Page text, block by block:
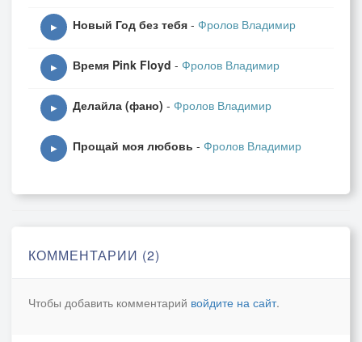
▶ Новый Год без тебя - Фролов Владимир
▶ Время Pink Floyd - Фролов Владимир
▶ Делайла (фано) - Фролов Владимир
▶ Прощай моя любовь - Фролов Владимир
КОММЕНТАРИИ (2)
Чтобы добавить комментарий войдите на сайт.